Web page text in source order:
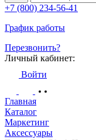
+7 (800) 234-56-41
График работы
Перезвонить?
Личный кабинет:
Войти
Главная
Каталог
Маркетинг
Аксессуары